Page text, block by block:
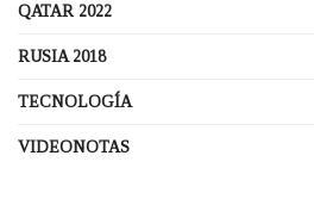
QATAR 2022
RUSIA 2018
TECNOLOGÍA
VIDEONOTAS